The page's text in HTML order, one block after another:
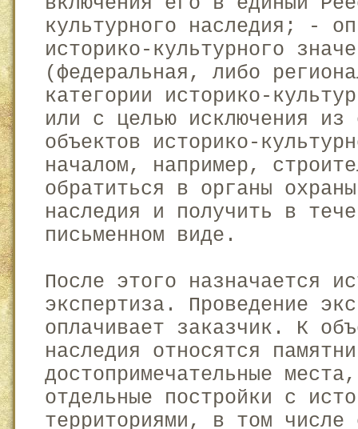
культурного наследия; -
историко-культурного
(федеральная, либо
категории историко-
или с целью исключения из
объектов историко-
началом, например,
обратиться в органы
наследия и получить в
письменном виде.
После этого назначается
экспертиза. Проведение
оплачивает заказчик. К
наследия относятся
достопримечательные
отдельные постройки с
территориями, в том числе